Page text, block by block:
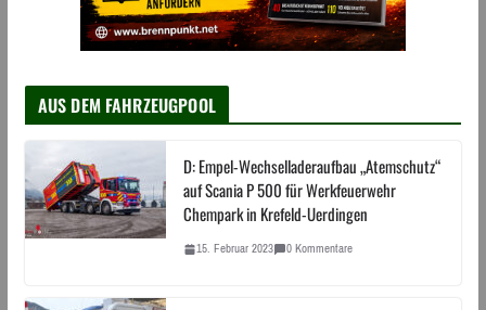
AUS DEM FAHRZEUGPOOL
D: Empel-Wechselladeraufbau „Atemschutz“
auf Scania P 500 für Werkfeuerwehr
Chempark in Krefeld-Uerdingen
15. Februar 2023 0 Kommentare